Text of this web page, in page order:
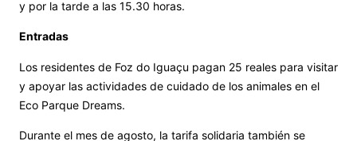
y por la tarde a las 15.30 horas.
Entradas
Los residentes de Foz do Iguaçu pagan 25 reales para visitar
y apoyar las actividades de cuidado de los animales en el
Eco Parque Dreams.
Durante el mes de agosto, la tarifa solidaria también se